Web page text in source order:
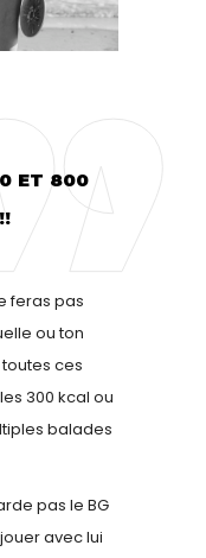
ET 800
feras pas
ou ton
ces
300 kcal ou
balades
pas le BG
avec lui